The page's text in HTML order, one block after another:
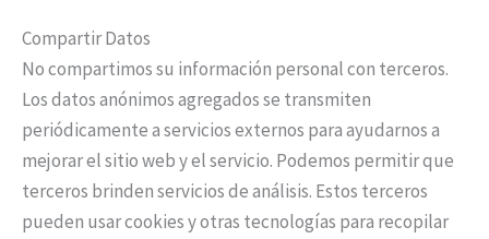
Compartir Datos
No compartimos su información personal con terceros.
Los datos anónimos agregados se transmiten
periódicamente a servicios externos para ayudarnos a
mejorar el sitio web y el servicio. Podemos permitir que
terceros brinden servicios de análisis. Estos terceros
pueden usar cookies y otras tecnologías para recopilar